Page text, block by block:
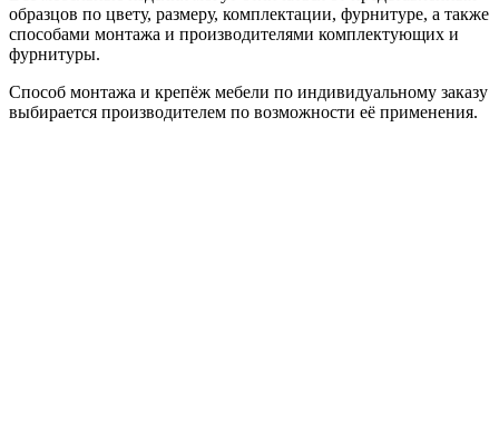
образцов по цвету, размеру, комплектации, фурнитуре, а также
способами монтажа и производителями комплектующих и
фурнитуры.
Способ монтажа и крепёж мебели по индивидуальному заказу
выбирается производителем по возможности её применения.